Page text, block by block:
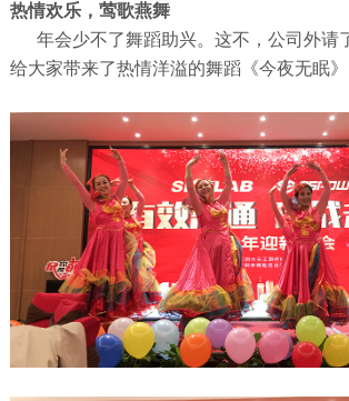
热情欢乐，莺歌燕舞
年会少不了舞蹈助兴。这不，公司外请
给大家带来了热情洋溢的舞蹈《今夜无眠》